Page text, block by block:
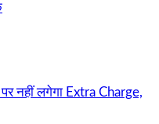
नहीं लगेगा Extra Charge,